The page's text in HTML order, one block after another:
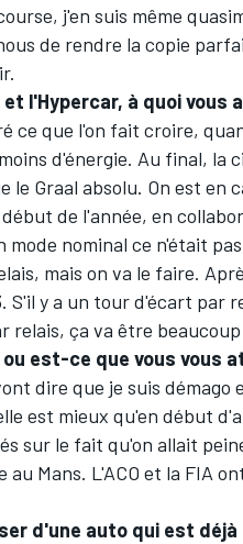
j'en suis même
de rendre la copie
l'Hypercar, à quoi vous
ce que l'on fait croire,
d'énergie. Au final, la
Graal absolu. On est en
de l'année, en
mode nominal ce n'était
mais on va le faire.
y a un tour d'écart par
relais, ça va être
est-ce que vous vous
dire que je suis démago
est mieux qu'en début
sur le fait qu'on allait
Mans. L'ACO et la FIA
d'une auto qui est déjà